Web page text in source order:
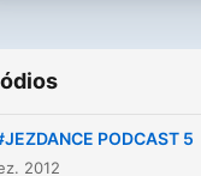
PODCAST 5
2012